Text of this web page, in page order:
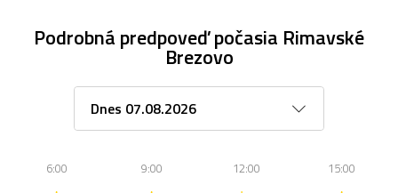
Podrobná predpoveď počasia Rimavské
Brezovo
6:00 9:00 12:00 15:00